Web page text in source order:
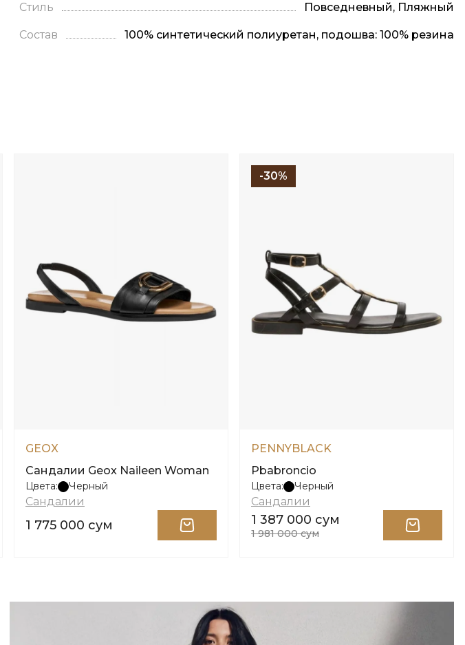
Стиль Повседневный, Пляжный
Состав 100% синтетический полиуретан, подошва: 100% резина
GEOX
Сандалии Geox Naileen Woman
Цвета: Черный
Сандалии
1 775 000 сум
-30%
PENNYBLACK
Pbabroncio
Цвета: Черный
Сандалии
1 387 000 сум
1 981 000 сум